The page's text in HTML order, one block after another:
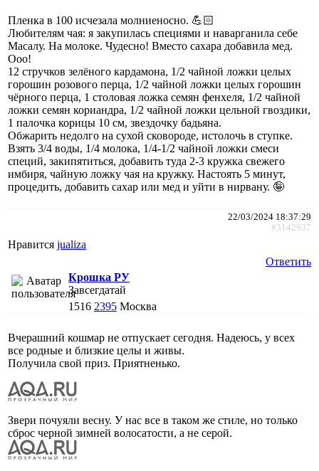
Пленка в 100 исчезала молниеносно. 💪🏻
Любителям чая: я закупилась специями и наварганила себе
Масалу. На молоке. Чудесно! Вместо сахара добавила мед.
Ооо!
12 стручков зелёного кардамона, 1/2 чайной ложки целых
горошин розового перца, 1/2 чайной ложки целых горошин
чёрного перца, 1 столовая ложка семян фенхеля, 1/2 чайной
ложки семян кориандра, 1/2 чайной ложки цельной гвоздики,
1 палочка корицы 10 см, звездочку бадьяна.
Обжарить недолго на сухой сковороде, истолочь в ступке.
Взять 3/4 воды, 1/4 молока, 1/4-1/2 чайной ложки смеси
специй, закипятиться, добавить туда 2-3 кружка свежего
имбиря, чайную ложку чая на кружку. Настоять 5 минут,
процедить, добавить сахар или мед и уйти в нирвану. 🤪
22/03/2024 18:37:29
#3142937
Нравится jualiza
Ответить
Крошка РУ
Завсегдатай
1516 2395 Москва
Вчерашний кошмар не отпускает сегодня. Надеюсь, у всех
все родные и близкие целы и живы.
Получила свой приз. Приятненько.
Звери почуяли весну. У нас все в таком же стиле, но только
сброс черной зимней волосатости, а не серой.